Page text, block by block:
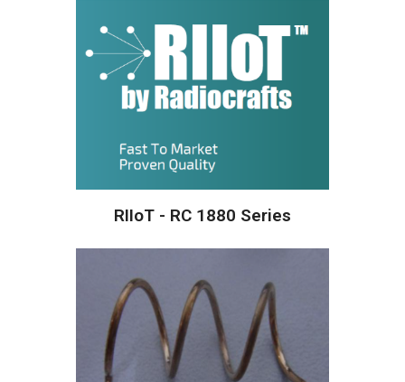
RIIoT - RC 1880 Series